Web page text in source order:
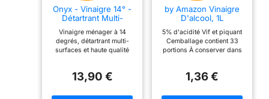
Onyx - Vinaigre 14° -
Détartrant Multi-
Vinaigre ménager à 14
degrés, détartrant multi-
surfaces et haute qualité
faire briller toutes vos
WC et appareils
13,90 €
by Amazon Vinaigre
D'alcool, 1L
5% d'acidité Vif et piquant
Cemballage contient 33
portions À conserver dans
1,36 €